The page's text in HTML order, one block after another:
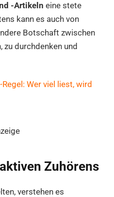
-Artikeln eine stete
kann es auch von
Botschaft zwischen
zu durchdenken und
Wer viel liest, wird
Zuhörens
verstehen es